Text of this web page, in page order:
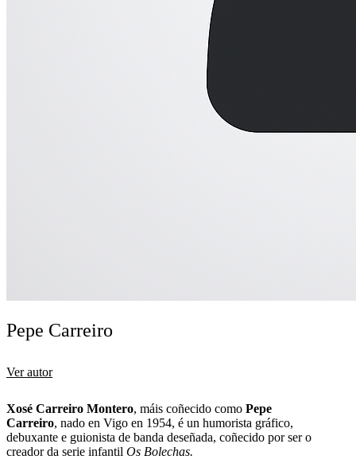
Pepe Carreiro
Ver autor
Xosé Carreiro Montero, máis coñecido como Pepe
Carreiro, nado en Vigo en 1954, é un humorista gráfico,
debuxante e guionista de banda deseñada, coñecido por ser o
creador da serie infantil Os Bolechas.